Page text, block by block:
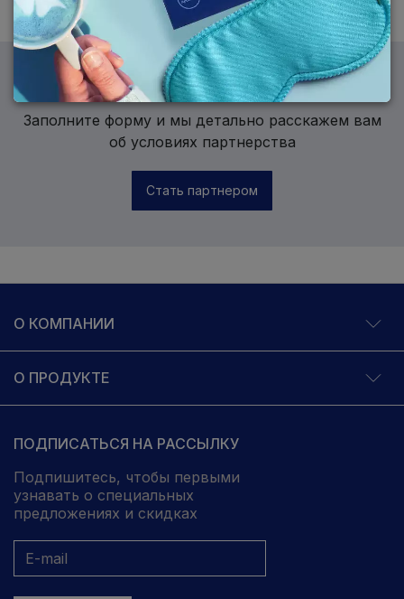
ЖЕЛАЕТЕ СОТРУДНИЧАТЬ?
Заполните форму и мы детально расскажем вам
об условиях партнерства
Стать партнером
О КОМПАНИИ
О ПРОДУКТЕ
ПОДПИСАТЬСЯ НА РАССЫЛКУ
Подпишитесь, чтобы первыми
узнавать о специальных
предложениях и скидках